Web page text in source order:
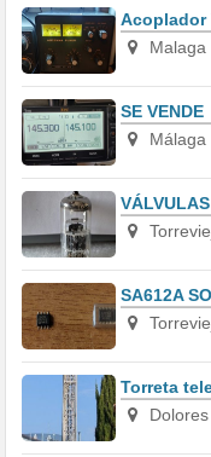
Acoplador
Malaga
SE VENDE
Málaga
SA612A
Torreta
Dolores